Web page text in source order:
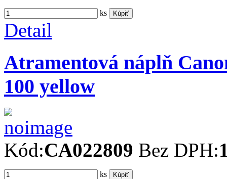
ks Kúpiť
Detail
Atramentová náplň
100 yellow
Kód:CA022809 Bez DPH:
ks Kúpiť